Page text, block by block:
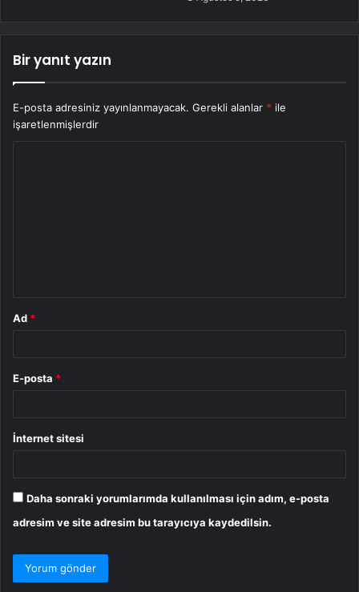
Bir yanıt yazın
E-posta adresiniz yayınlanmayacak. Gerekli alanlar * ile
işaretlenmişlerdir
Ad *
E-posta *
İnternet sitesi
Daha sonraki yorumlarımda kullanılması için adım, e-posta
adresim ve site adresim bu tarayıcıya kaydedilsin.